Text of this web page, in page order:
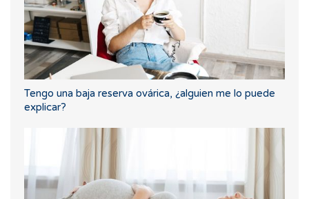
Tengo una baja reserva ovárica, ¿alguien me lo puede
explicar?